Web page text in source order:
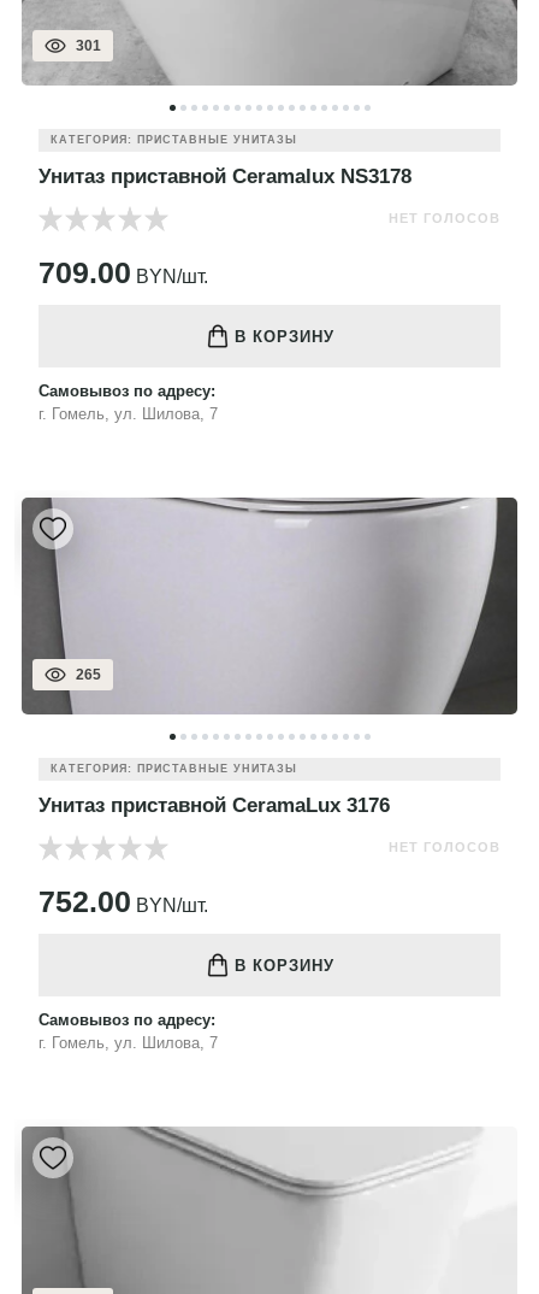
301
КАТЕГОРИЯ: ПРИСТАВНЫЕ УНИТАЗЫ
Унитаз приставной Ceramalux NS3178
НЕТ ГОЛОСОВ
709.00 BYN/шт.
В КОРЗИНУ
Самовывоз по адресу:
г. Гомель, ул. Шилова, 7
265
КАТЕГОРИЯ: ПРИСТАВНЫЕ УНИТАЗЫ
Унитаз приставной CeramaLux 3176
НЕТ ГОЛОСОВ
752.00 BYN/шт.
В КОРЗИНУ
Самовывоз по адресу:
г. Гомель, ул. Шилова, 7